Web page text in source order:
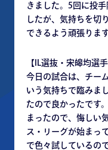
きました。5回に投
したが、気持ちを切
できるよう頑張ります
【IL選抜・宋皞均選
今日の試合は、チー
いう気持ちで臨みま
たので良かったです
まったので、悔しい
ス・リーグが始まっ
で色々試しているの